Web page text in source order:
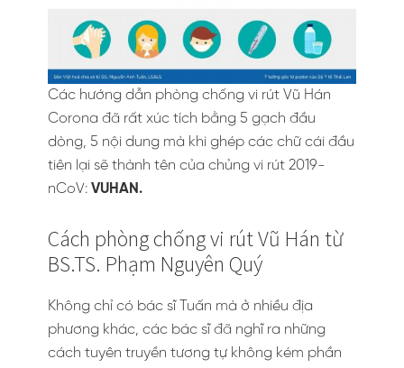
Các hướng dẫn phòng chống vi rút Vũ Hán
Corona đã rất xúc tích bằng 5 gạch đầu
dòng, 5 nội dung mà khi ghép các chữ cái đầu
tiên lại sẽ thành tên của chủng vi rút 2019-
nCoV: VUHAN.
Cách phòng chống vi rút Vũ Hán từ
BS.TS. Phạm Nguyên Quý
Không chỉ có bác sĩ Tuấn mà ở nhiều địa
phương khác, các bác sĩ đã nghĩ ra những
cách tuyên truyền tương tự không kém phần